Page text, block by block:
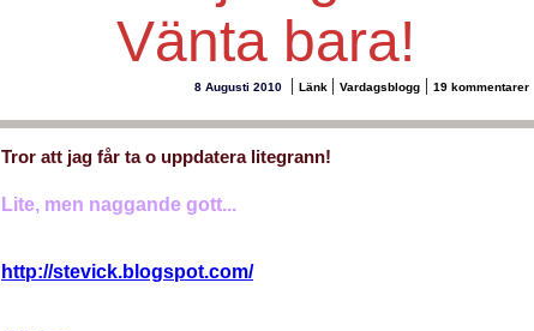
Vänta bara!
8 Augusti 2010 | Länk | Vardagsblogg | 19 kommentarer
Tror att jag får ta o uppdatera litegrann!
Lite, men naggande gott...
http://stevick.blogspot.com/